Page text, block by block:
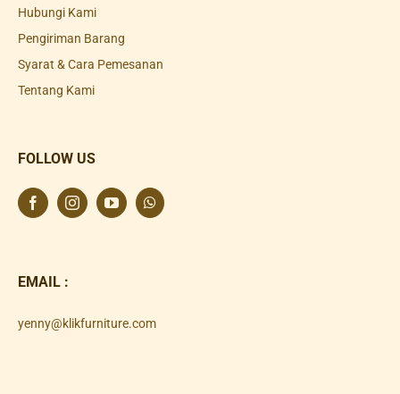
Hubungi Kami
Pengiriman Barang
Syarat & Cara Pemesanan
Tentang Kami
FOLLOW US
EMAIL :
yenny@klikfurniture.com